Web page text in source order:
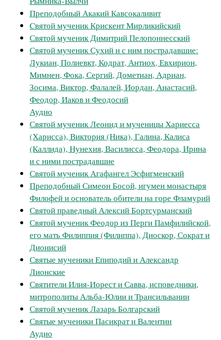
Преподобный Акакий Кавсокаливит
Cвятой мученик Крискент Мирликийский
Святой мученик Димитрий Пелопоннесский
Святой мученик Сухий и с ним пострадавшие:
Лукиан, Полиевкт, Кодрат, Антиох, Евхирион,
Мимнен, Фока, Сергий, Дометиан, Адриан,
Зосима, Виктор, Фалалей, Иордан, Анастасий,
Феодор, Иаков и Феодосий
Аудио
Святой мученик Леонид и мученицы Хариесса
(Харисса), Виктория (Ника), Галина, Калиса
(Каллида), Нунехия, Василисса, Феодора, Ирина
и с ними пострадавшие
Святой мученик Агафангел Эсфигменский
Преподобный Симеон Босой, игумен монастыря
Филофей и основатель обители на горе Фламурий
Святой праведный Алексий Бортсурманский
Святой мученик Феодор из Перги Памфилийской,
его мать Филиппия (Филиппа), Диоскор, Сократ и
Дионисий
Святые мученики Епиподий и Александр
Лионские
Святители Илия-Иорест и Савва, исповедники,
митрополиты Альба-Юлии и Трансильвании
Святой мученик Лазарь Болгарский
Святые мученики Пасикрат и Валентин
Аудио